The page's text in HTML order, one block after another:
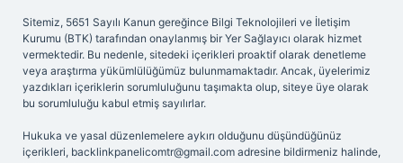
Sitemiz, 5651 Sayılı Kanun gereğince Bilgi Teknolojileri ve İletişim
Kurumu (BTK) tarafından onaylanmış bir Yer Sağlayıcı olarak hizmet
vermektedir. Bu nedenle, sitedeki içerikleri proaktif olarak denetleme
veya araştırma yükümlülüğümüz bulunmamaktadır. Ancak, üyelerimiz
yazdıkları içeriklerin sorumluluğunu taşımakta olup, siteye üye olarak
bu sorumluluğu kabul etmiş sayılırlar.
Hukuka ve yasal düzenlemelere aykırı olduğunu düşündüğünüz
içerikleri, backlinkpanelicomtr@gmail.com adresine bildirmeniz halinde,